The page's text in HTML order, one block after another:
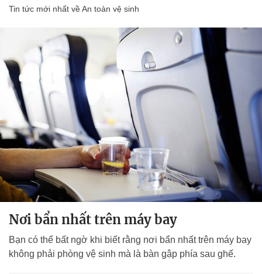
Tin tức mới nhất vềAn toàn vệ sinh
Nơi bẩn nhất trên máy bay
Bạn có thể bất ngờ khi biết rằng nơi bẩn nhất trên máy bay
không phải phòng vệ sinh mà là bàn gập phía sau ghế.